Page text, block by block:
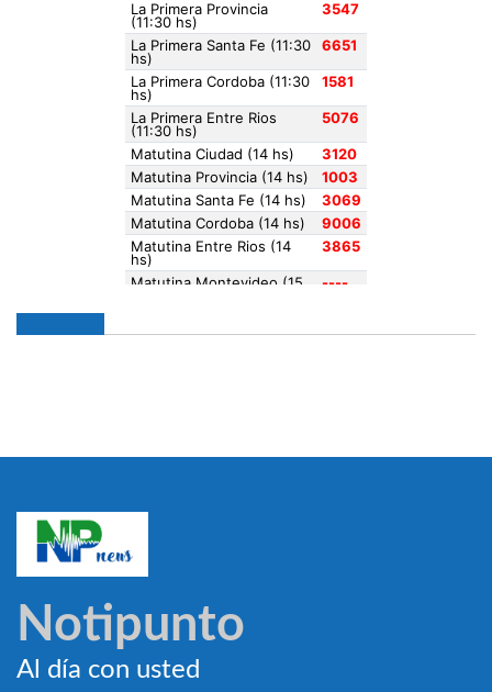
Notipunto
Al día con usted